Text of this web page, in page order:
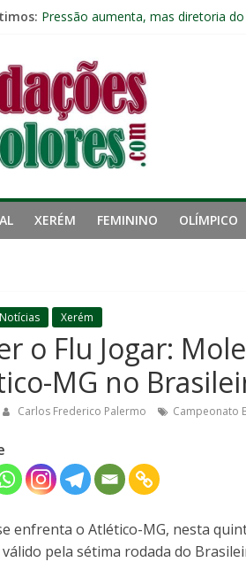
Fluminense chega a seis jogos
Eliminação para o Vasco amplia
Reféns da própria inércia: A
XERÉM FEMININO OLÍMPICO
Notícias Xerém
o Flu Jogar:
MG no
Carlos Frederico Palermo Campeonato
enfrenta o Atlético-MG, nesta
pela sétima rodada do